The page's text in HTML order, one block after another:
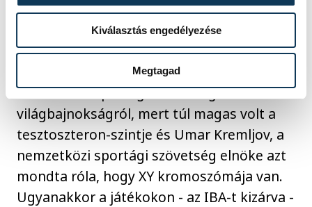
Kiválasztás engedélyezése
Megtagad
Heliffel küzd meg szombat délután.
A negyeddöntős riválist tavaly a
nemzetközi sportági szövetség kizárta a
világbajnokságról, mert túl magas volt a
tesztoszteron-szintje és Umar Kremljov, a
nemzetközi sportági szövetség elnöke azt
mondta róla, hogy XY kromoszómája van.
Ugyanakkor a játékokon - az IBA-t kizárva -